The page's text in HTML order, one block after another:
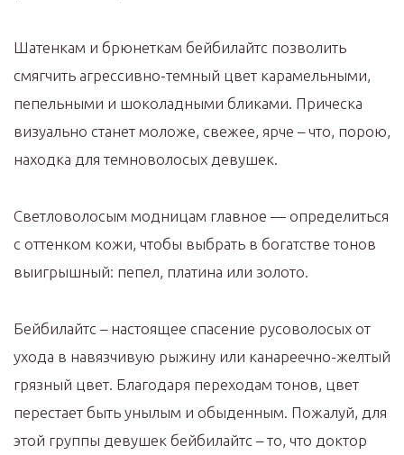
Шатенкам и брюнеткам бейбилайтс позволить
смягчить агрессивно-темный цвет карамельными,
пепельными и шоколадными бликами. Прическа
визуально станет моложе, свежее, ярче – что, порою,
находка для темноволосых девушек.
Светловолосым модницам главное — определиться
с оттенком кожи, чтобы выбрать в богатстве тонов
выигрышный: пепел, платина или золото.
Бейбилайтс – настоящее спасение русоволосых от
ухода в навязчивую рыжину или канареечно-желтый
грязный цвет. Благодаря переходам тонов, цвет
перестает быть унылым и обыденным. Пожалуй, для
этой группы девушек бейбилайтс – то, что доктор